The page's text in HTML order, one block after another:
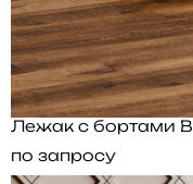
Лежак с бортами B
по запросу